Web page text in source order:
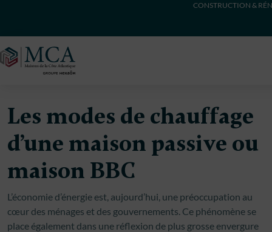
CONSTRUCTION &
Les modes de chauffage
d’une maison passive ou
maison BBC
L’économie d’énergie est, aujourd’hui, une préoccupation au
cœur des ménages et des gouvernements. Ce phénomène se
place également dans une réflexion de plus grosse envergure